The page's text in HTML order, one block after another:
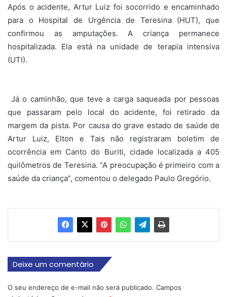
Após o acidente, Artur Luiz foi socorrido e encaminhado
para o Hospital de Urgência de Teresina (HUT), que
confirmou as amputações. A criança permanece
hospitalizada. Ela está na unidade de terapia intensiva
(UTI).
Já o caminhão, que teve a carga saqueada por pessoas
que passaram pelo local do acidente, foi retirado da
margem da pista. Por causa do grave estado de saúde de
Artur Luiz, Elton e Tais não registraram boletim de
ocorrência em Canto do Buriti, cidade localizada a 405
quilômetros de Teresina. “A preocupação é primeiro com a
saúde da criança”, comentou o delegado Paulo Gregório.
Deixe um comentário
O seu endereço de e-mail não será publicado. Campos